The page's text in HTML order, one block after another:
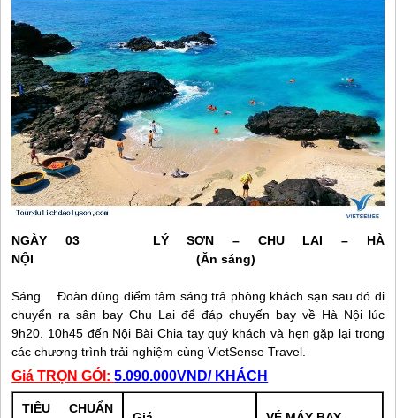
NGÀY 03 LÝ SƠN – CHU LAI – HÀ
NỘI (Ăn sáng)
Sáng Đoàn dùng điểm tâm sáng trả phòng khách sạn sau đó di
chuyển ra sân bay Chu Lai để đáp chuyến bay về Hà Nội lúc
9h20. 10h45 đến Nội Bài Chia tay quý khách và hẹn gặp lại trong
các chương trình trải nghiệm cùng VietSense Travel.
Giá TRỌN GÓI:5.090.000VND/ KHÁCH
TIÊU CHUẨN